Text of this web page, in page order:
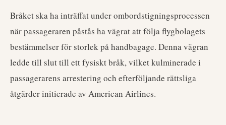
Bråket ska ha inträffat under ombordstigningsprocessen
när passageraren påstås ha vägrat att följa flygbolagets
bestämmelser för storlek på handbagage. Denna vägran
ledde till slut till ett fysiskt bråk, vilket kulminerade i
passagerarens arrestering och efterföljande rättsliga
åtgärder initierade av American Airlines.